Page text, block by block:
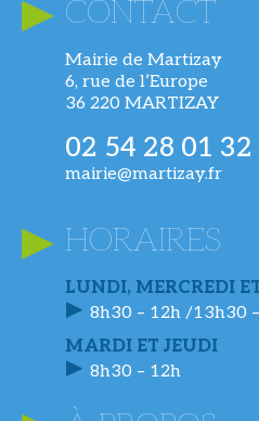
CONTACT
Mairie de Martizay
6, rue de l’Europe
36 220 MARTIZAY
02 54 28 01 32
mairie@martizay.fr
HORAIRES
LUNDI, MERCREDI
8h30 – 12h /13h30
MARDI ET JEUDI
8h30 – 12h